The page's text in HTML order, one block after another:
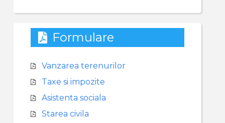
Formulare
Vanzarea terenurilor
Taxe si impozite
Asistenta sociala
Starea civila